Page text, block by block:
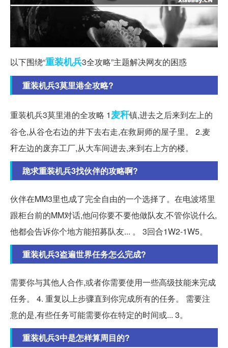
以下围绕“重装机兵3全攻略”主题解决网友的困惑
重装机兵3莫里港全攻略?
重装机兵3莫里港的全攻略 1麦秆镇,进去之后来到左上的
谷仓,从谷仓右边的井下去右走,在救厨师的屋子里。 2.麦
秆左边的废弃工厂,从大车间进去,来到右上方的楼。
跪求重装机兵3找伙伴的攻略啊?
伙伴在MM3里也成了完全自由的一个选择了。在电波塔里
跟柜台前的MM对话,他问你要不要他做队友,不管你说什么,
他都会告诉你个地方能招募队友... 。 3回合1W2-1W5。
重装机兵3盗遍世界任务怎么完成?
需要你与其他人合作,或者你需要使用一些高级技能来完成
任务。 4. 重复以上步骤直到你完成所有的任务。 需要注
意的是,有些任务可能需要你在特定的时间或... 3。
重装机兵3中是怎样算周目的?